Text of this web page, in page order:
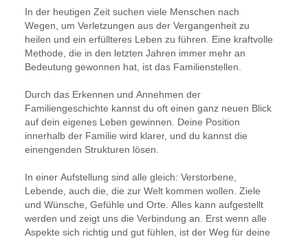
In der heutigen Zeit suchen viele Menschen nach
Wegen, um Verletzungen aus der Vergangenheit zu
heilen und ein erfüllteres Leben zu führen. Eine kraftvolle
Methode, die in den letzten Jahren immer mehr an
Bedeutung gewonnen hat, ist das Familienstellen.
Durch das Erkennen und Annehmen der
Familiengeschichte kannst du oft einen ganz neuen Blick
auf dein eigenes Leben gewinnen. Deine Position
innerhalb der Familie wird klarer, und du kannst die
einengenden Strukturen lösen.
In einer Aufstellung sind alle gleich: Verstorbene,
Lebende, auch die, die zur Welt kommen wollen. Ziele
und Wünsche, Gefühle und Orte. Alles kann aufgestellt
werden und zeigt uns die Verbindung an. Erst wenn alle
Aspekte sich richtig und gut fühlen, ist der Weg für deine